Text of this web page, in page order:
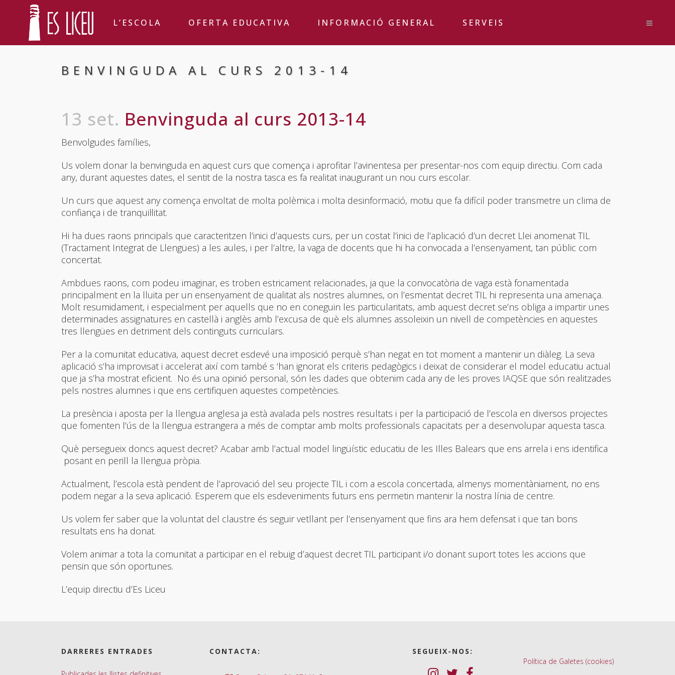
L’ESCOLA OFERTA EDUCATIVA INFORMACIÓ GENERAL SERVEIS
BENVINGUDA AL CURS 2013-14
13 set. Benvinguda al curs 2013-14
Benvolgudes famílies,
Us volem donar la benvinguda en aquest curs que comença i aprofitar l’avinentesa per presentar-nos com equip directiu. Com cada
any, durant aquestes dates, el sentit de la nostra tasca es fa realitat inaugurant un nou curs escolar.
Un curs que aquest any comença envoltat de molta polèmica i molta desinformació, motiu que fa difícil poder transmetre un clima de
confiança i de tranquil·litat.
Hi ha dues raons principals que caracteritzen l’inici d’aquests curs, per un costat l’inici de l’aplicació d’un decret Llei anomenat TIL
(Tractament Integrat de Llengües) a les aules, i per l’altre, la vaga de docents que hi ha convocada a l’ensenyament, tan públic com
concertat.
Ambdues raons, com podeu imaginar, es troben estricament relacionades, ja que la convocatòria de vaga està fonamentada
principalment en la lluita per un ensenyament de qualitat als nostres alumnes, on l’esmentat decret TIL hi representa una amenaça.
Molt resumidament, i especialment per aquells que no en coneguin les particularitats, amb aquest decret se’ns obliga a impartir unes
determinades assignatures en castellà i anglès amb l’excusa de què els alumnes assoleixin un nivell de competències en aquestes
tres llengües en detriment dels continguts curriculars.
Per a la comunitat educativa, aquest decret esdevé una imposició perquè s’han negat en tot moment a mantenir un diàleg. La seva
aplicació s’ha improvisat i accelerat així com també s ‘han ignorat els criteris pedagògics i deixat de considerar el model educatiu actual
que ja s’ha mostrat eficient. No és una opinió personal, són les dades que obtenim cada any de les proves IAQSE que són realitzades
pels nostres alumnes i que ens certifiquen aquestes competències.
La presència i aposta per la llengua anglesa ja està avalada pels nostres resultats i per la participació de l’escola en diversos projectes
que fomenten l’ús de la llengua estrangera a més de comptar amb molts professionals capacitats per a desenvolupar aquesta tasca.
Què persegueix doncs aquest decret? Acabar amb l’actual model lingüístic educatiu de les Illes Balears que ens arrela i ens identifica
posant en perill la llengua pròpia.
Actualment, l’escola està pendent de l’aprovació del seu projecte TIL i com a escola concertada, almenys momentàniament, no ens
podem negar a la seva aplicació. Esperem que els esdeveniments futurs ens permetin mantenir la nostra línia de centre.
Us volem fer saber que la voluntat del claustre és seguir vetllant per l’ensenyament que fins ara hem defensat i que tan bons
resultats ens ha donat.
Volem animar a tota la comunitat a participar en el rebuig d’aquest decret TIL participant i/o donant suport totes les accions que
pensin que són oportunes.
L’equip directiu d’Es Liceu
DARRERES ENTRADES CONTACTA:
SEGUEIX-NOS:
Política de Galetes (cookies)